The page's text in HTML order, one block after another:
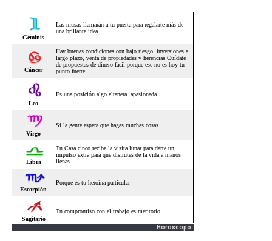
Horoscopo